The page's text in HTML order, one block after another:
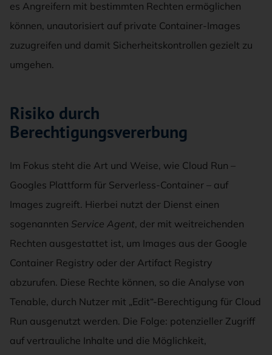
es Angreifern mit bestimmten Rechten ermöglichen
können, unautorisiert auf private Container-Images
zuzugreifen und damit Sicherheitskontrollen gezielt zu
umgehen.
Risiko durch
Berechtigungsvererbung
Im Fokus steht die Art und Weise, wie Cloud Run –
Googles Plattform für Serverless-Container – auf
Images zugreift. Hierbei nutzt der Dienst einen
sogenannten Service Agent, der mit weitreichenden
Rechten ausgestattet ist, um Images aus der Google
Container Registry oder der Artifact Registry
abzurufen. Diese Rechte können, so die Analyse von
Tenable, durch Nutzer mit „Edit“-Berechtigung für Cloud
Run ausgenutzt werden. Die Folge: potenzieller Zugriff
auf vertrauliche Inhalte und die Möglichkeit,